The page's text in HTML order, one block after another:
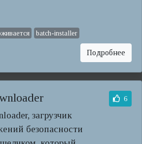
batch-installer
Подробнее
загрузчик
безопасности
6